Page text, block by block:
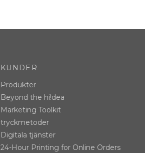
KUNDER
Produkter
Beyond the hi!dea
Marketing Toolkit
tryckmetoder
Digitala tjänster
24-Hour Printing for Online Orders